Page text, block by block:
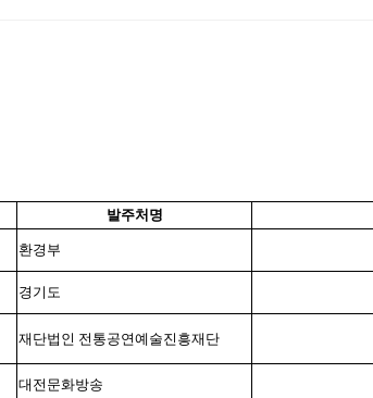
발주처명
환경부
경기도
재단법인 전통공연예술진흥재단
대전문화방송